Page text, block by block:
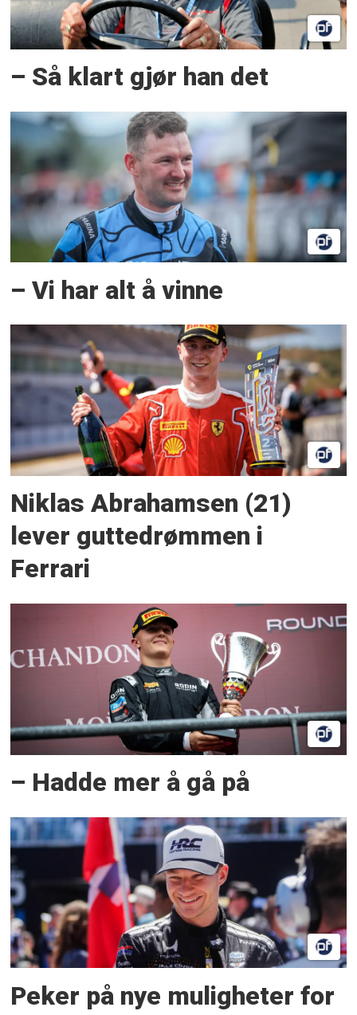
– Så klart gjør han det
– Vi har alt å vinne
Niklas Abrahamsen (21)
lever guttedrømmen i
Ferrari
– Hadde mer å gå på
Peker på nye muligheter for